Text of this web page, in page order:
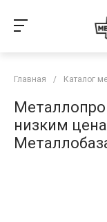
Главная / Каталог
низким